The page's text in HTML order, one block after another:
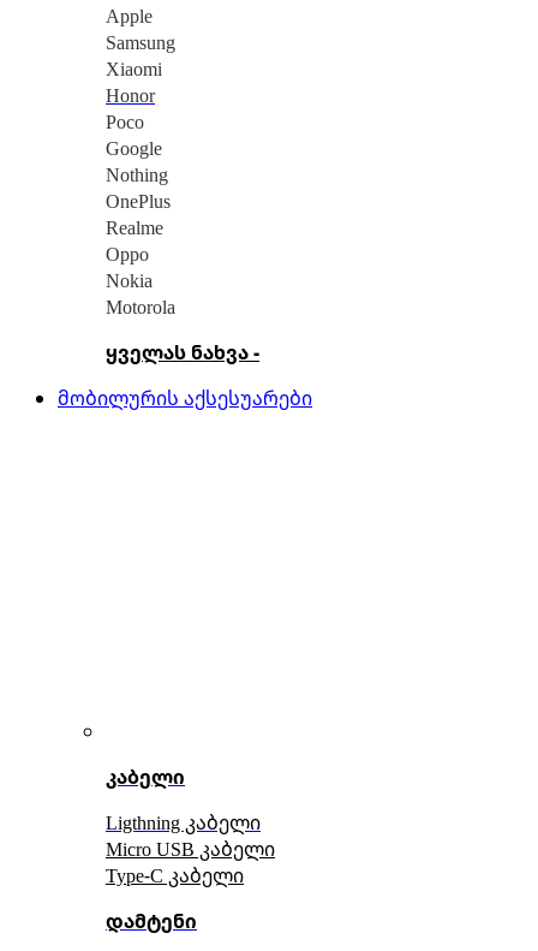
Apple
Samsung
Xiaomi
Honor
Poco
Google
Nothing
OnePlus
Realme
Oppo
Nokia
Motorola
ყველას ნახვა -
მობილურის აქსესუარები
კაბელი
Ligthning კაბელი
Micro USB კაბელი
Type-C კაბელი
დამტენი